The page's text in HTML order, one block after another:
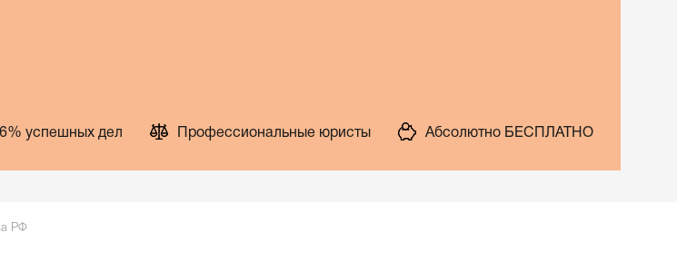
успешных дел Профессиональные юристы Абсолютно БЕСПЛАТНО
РФ